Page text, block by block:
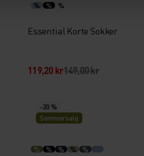
% % %
Essential Korte Sokker
119,20 kr149,00 kr
-20 %
Sommersalg
% % % % %